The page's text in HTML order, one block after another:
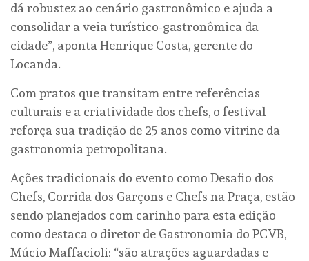
dá robustez ao cenário gastronômico e ajuda a
consolidar a veia turístico-gastronômica da
cidade”, aponta Henrique Costa, gerente do
Locanda.
Com pratos que transitam entre referências
culturais e a criatividade dos chefs, o festival
reforça sua tradição de 25 anos como vitrine da
gastronomia petropolitana.
Ações tradicionais do evento como Desafio dos
Chefs, Corrida dos Garçons e Chefs na Praça, estão
sendo planejados com carinho para esta edição
como destaca o diretor de Gastronomia do PCVB,
Múcio Maffacioli: “são atrações aguardadas e